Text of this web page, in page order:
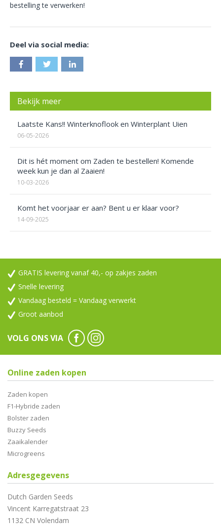
bestelling te verwerken!
Deel via social media:
Bekijk meer
Laatste Kans!! Winterknoflook en Winterplant Uien
06-05-2026
Dit is hét moment om Zaden te bestellen! Komende
week kun je dan al Zaaien!
10-03-2026
Komt het voorjaar er aan? Bent u er klaar voor?
14-09-2025
GRATIS levering vanaf 40,- op zakjes zaden
Snelle levering
Vandaag besteld = Vandaag verwerkt
Groot aanbod
VOLG ONS VIA
Online zaden kopen
Zaden kopen
F1-Hybride zaden
Bolster zaden
Buzzy Seeds
Zaaikalender
Microgreens
Adresgegevens
Dutch Garden Seeds
Vincent Karregatstraat 23
1132 CN Volendam